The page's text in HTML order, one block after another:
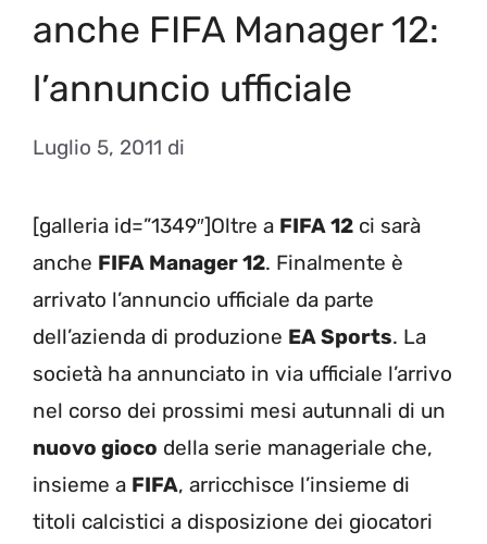
anche FIFA Manager 12:
l’annuncio ufficiale
Luglio 5, 2011 di
[galleria id=”1349″]Oltre a FIFA 12 ci sarà
anche FIFA Manager 12. Finalmente è
arrivato l’annuncio ufficiale da parte
dell’azienda di produzione EA Sports. La
società ha annunciato in via ufficiale l’arrivo
nel corso dei prossimi mesi autunnali di un
nuovo gioco della serie manageriale che,
insieme a FIFA, arricchisce l’insieme di
titoli calcistici a disposizione dei giocatori